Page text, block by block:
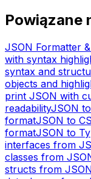
Powiązane
JSON Formatter
with syntax
syntax and
objects and
print JSON with
readabilityJSON
formatJSON to
formatJSON to
interfaces from
classes from
structs from